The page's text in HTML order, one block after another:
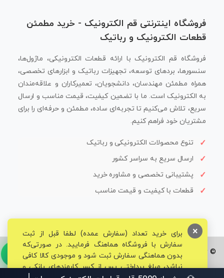
فروشگاه اینترنتی قم الکترونیک - خرید مطمئن
قطعات الکترونیک و رباتیک
فروشگاه قم الکترونیک با ارائه قطعات الکترونیکی، ماژول‌ها،
سنسورها، بردهای توسعه، تجهیزات رباتیک و ابزارهای تخصصی،
همراه مطمئن مهندسان، دانشجویان، تعمیرکاران و علاقه‌مندان
به الکترونیک است. ما با تضمین کیفیت، قیمت مناسب و ارسال
سریع، تلاش می‌کنیم تا تجربه‌ای ساده، مطمئن و حرفه‌ای را برای
مشتریان خود فراهم کنیم.
تنوع محصولات الکترونیکی و رباتیک
ارسال سریع به سراسر کشور
پشتیبانی تخصصی و مشاوره خرید
قطعات با کیفیت و قیمت مناسب
© تمامی حقوق برای فروشگاه تخصصی قم الکترونیک محفوظ می‌باشد.
برای خرید تعداد (سفارش عمده) لطفا قبل از ثبت
سفارش با فروشگاه هماهنگ فرمایید. در صورتی‌که
بدون هماهنگی سفارش ثبت شود و موجودی کالا کافی
نباشد، مبلغ پرداختی پس از کسر کارمزدهای بانکی و
×